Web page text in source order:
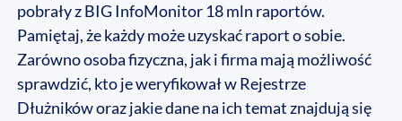
pobrały z BIG InfoMonitor 18 mln raportów.
Pamiętaj, że każdy może uzyskać raport o sobie.
Zarówno osoba fizyczna, jak i firma mają możliwość
sprawdzić, kto je weryfikował w Rejestrze
Dłużników oraz jakie dane na ich temat znajdują się